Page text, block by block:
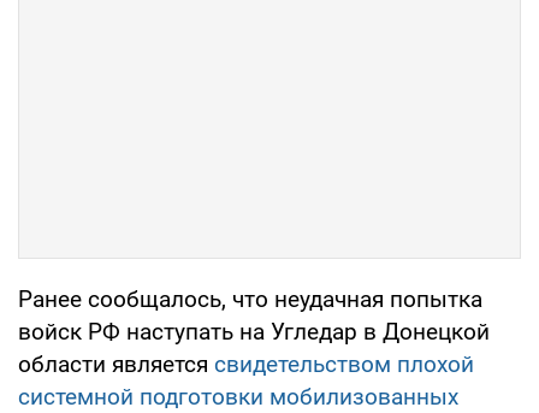
Ранее сообщалось, что неудачная попытка
войск РФ наступать на Угледар в Донецкой
области является свидетельством плохой
системной подготовки мобилизованных